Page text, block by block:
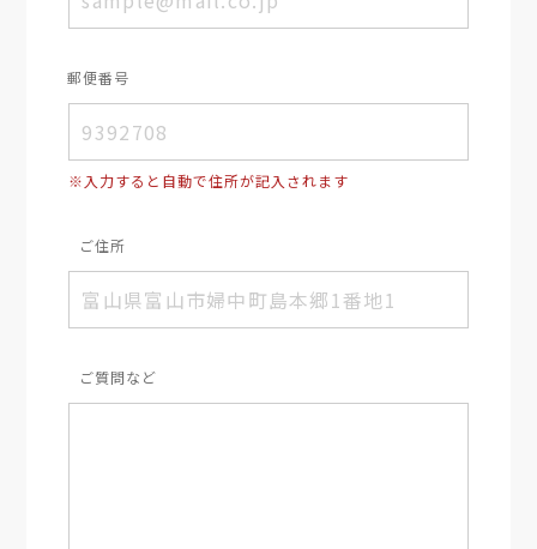
郵便番号
※入力すると自動で住所が記入されます
ご住所
ご質問など